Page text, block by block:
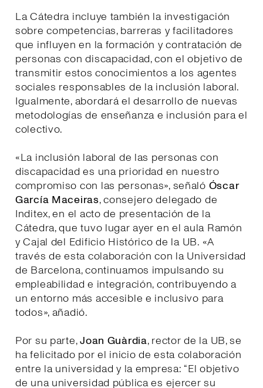
La Cátedra incluye también la investigación
sobre competencias, barreras y facilitadores
que influyen en la formación y contratación de
personas con discapacidad, con el objetivo de
transmitir estos conocimientos a los agentes
sociales responsables de la inclusión laboral.
Igualmente, abordará el desarrollo de nuevas
metodologías de enseñanza e inclusión para el
colectivo.
«La inclusión laboral de las personas con
discapacidad es una prioridad en nuestro
compromiso con las personas», señaló Óscar
García Maceiras, consejero delegado de
Inditex, en el acto de presentación de la
Cátedra, que tuvo lugar ayer en el aula Ramón
y Cajal del Edificio Histórico de la UB. «A
través de esta colaboración con la Universidad
de Barcelona, continuamos impulsando su
empleabilidad e integración, contribuyendo a
un entorno más accesible e inclusivo para
todos», añadió.
Por su parte,Joan Guàrdia, rector de la UB, se
ha felicitado por el inicio de esta colaboración
entre la universidad y la empresa: “El objetivo
de una universidad pública es ejercer su